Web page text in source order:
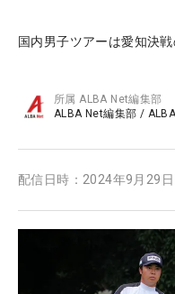
国内男子ツアーは愛知決
所属ALBA Net編集部
ALBA Net編集部 /
配信日時： 2024年9月29